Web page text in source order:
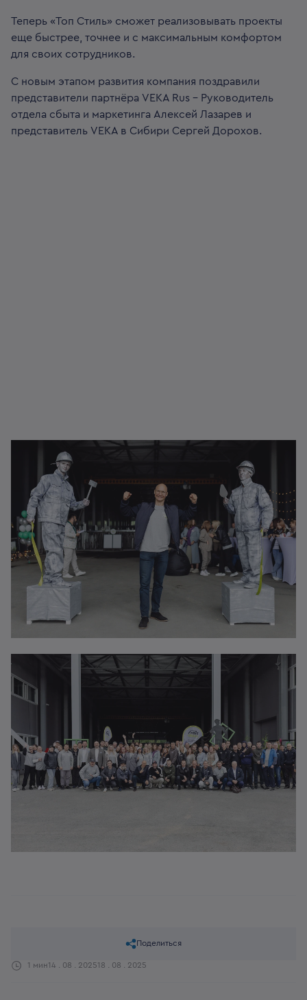
Теперь «Топ Стиль» сможет реализовывать проекты
еще быстрее, точнее и с максимальным комфортом
для своих сотрудников.
С новым этапом развития компания поздравили
представители партнёра VEKA Rus – Руководитель
отдела сбыта и маркетинга Алексей Лазарев и
представитель VEKA в Сибири Сергей Дорохов.
1 мин14 . 08 . 202518 . 08 . 2025
Поделиться